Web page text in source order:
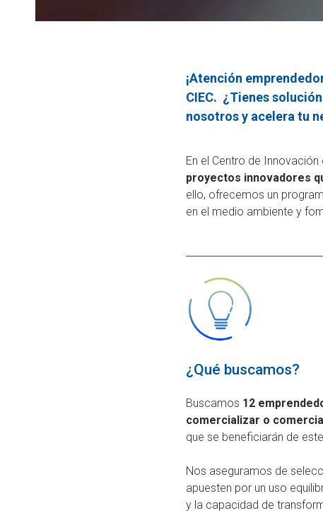
¡Atención
CIEC. ¿Tienes
nosotros y acelera tu
En el Centro de
proyectos innovadores
ello, ofrecemos un
en el medio ambiente y
¿Qué buscamos?
Buscamos 12
comercializar o
que se beneficiarán de
Nos aseguramos de
apuesten por un uso
y la capacidad de